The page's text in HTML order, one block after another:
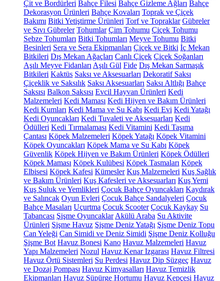
Çit ve Bordürleri Bahçe Filesi Bahçe Gizleme Ağları Bahçe
Dekorasyon Ürünleri Bahçe Kovaları Toprak ve Çiçek
Bakımı Bitki Yetiştirme Ürünleri Torf ve Topraklar Gübreler
ve Sıvı Gübreler Tohumlar Çim Tohumu Çiçek Tohumu
Sebze Tohumları Bitki Tohumları Meyve Tohumu Bitki
Besinleri Sera ve Sera Ekipmanları Çiçek ve Bitki İç Mekan
Bitkileri Dış Mekan Ağaçları Canlı Çiçek Çiçek Soğanları
Aşılı Meyve Fidanları Aşılı Gül Fide Dış Mekan Sarmaşık
Bitkileri Kaktüs Saksı ve Aksesuarları Dekoratif Saksı
Çiçeklik ve Saksılık Saksı Aksesuarları Saksı Altlığı Bahçe
Saksısı Balkon Saksısı Evcil Hayvan Ürünleri Kedi
Malzemeleri Kedi Maması Kedi Hijyen ve Bakım Ürünleri
Kedi Kumları Kedi Mama ve Su Kabı Kedi Evi Kedi Yatağı
Kedi Oyuncakları Kedi Tuvaleti ve Aksesuarları Kedi
Ödülleri Kedi Tırmalaması Kedi Vitamini Kedi Taşıma
Çantası Köpek Malzemeleri Köpek Yatağı Köpek Vitamini
Köpek Oyuncakları Köpek Mama ve Su Kabı Köpek
Güvenlik Köpek Hijyen ve Bakım Ürünleri Köpek Ödülleri
Köpek Maması Köpek Kulübesi Köpek Tasmaları Köpek
Elbisesi Köpek Kafesi Kümesler Kuş Malzemeleri Kuş Sağlık
ve Bakım Ürünleri Kuş Kafesleri ve Aksesuarları Kuş Yemi
Kuş Suluk ve Yemlikleri Çocuk Bahçe Oyuncakları Kaydırak
ve Salıncak Oyun Evleri Çocuk Bahçe Sandalyeleri Çocuk
Bahçe Masaları Uçurtma Çocuk Scooter Çocuk Kaykay Su
Tabancası Şişme Oyuncaklar Akülü Araba Su Aktivite
Ürünleri Şişme Havuz Şişme Deniz Yatağı Şişme Deniz Topu
Can Yeleği Can Simidi ve Deniz Simidi Şişme Deniz Kolluğu
Şişme Bot Havuz Bonesi Kano Havuz Malzemeleri Havuz
Yapı Malzemeleri Nozul Havuz Kenar Izgarası Havuz Filtresi
Havuz Örtü Sistemleri Su Perdesi Havuz Dip Süzgeç Havuz
ve Dozaj Pompası Havuz Kimyasalları Havuz Temizlik
Ekipmanları Havuz Süpürge Hortumu Havuz Kepçesi Havuz